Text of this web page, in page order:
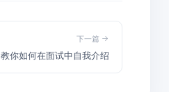
下一篇
教你如何在面试中自我介绍